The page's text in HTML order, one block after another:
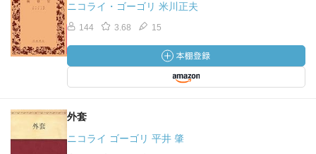
ニコライ・ゴーゴリ 米川正夫
144 3.68 15
外套
ニコライ ゴーゴリ 平井 肇